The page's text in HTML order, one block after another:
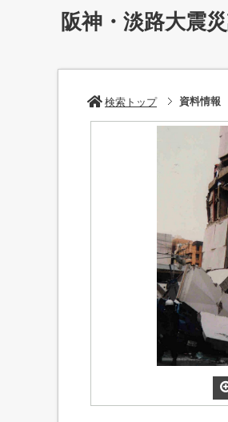
阪神・淡路大震
検索トップ 資料情報